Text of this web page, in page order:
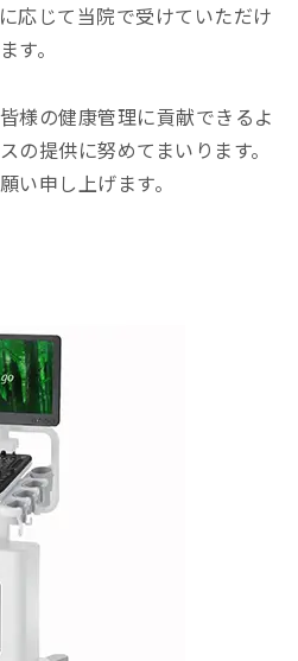
応じて当院で受けていただけ
す。
様の健康管理に貢献できるよ
の提供に努めてまいります。
い申し上げます。